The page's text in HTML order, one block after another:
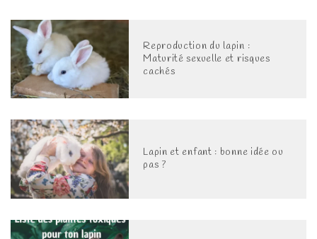
Reproduction du lapin :
Maturité sexuelle et risques
cachés
Lapin et enfant : bonne idée ou
pas ?